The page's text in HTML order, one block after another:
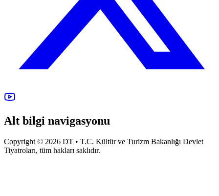
Alt bilgi navigasyonu
Copyright © 2026 DT • T.C. Kültür ve Turizm Bakanlığı Devlet
Tiyatroları, tüm hakları saklıdır.